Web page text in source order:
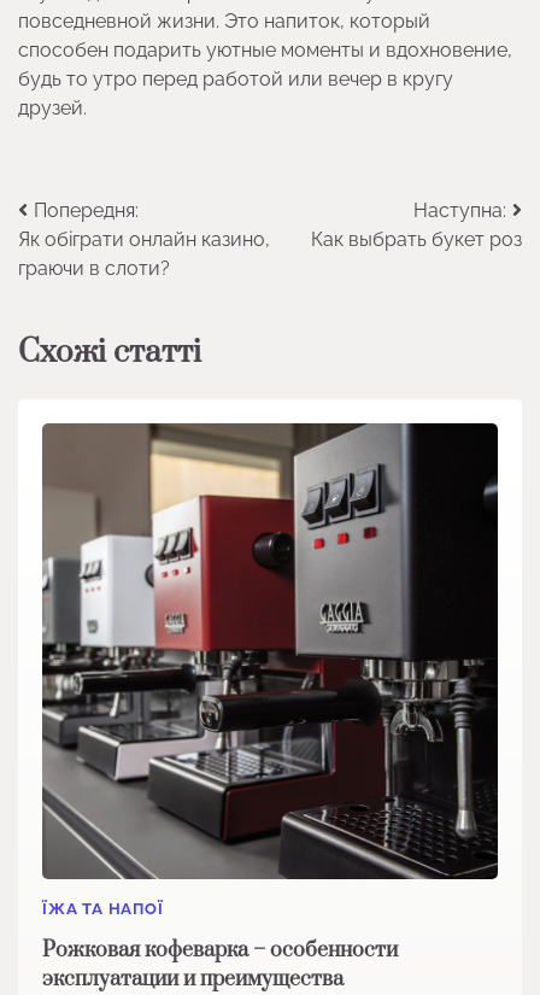
повседневной жизни. Это напиток, который
способен подарить уютные моменты и вдохновение,
будь то утро перед работой или вечер в кругу
друзей.
Навігація
записів
Попередня:
Як обіграти онлайн казино,
граючи в слоти?
Наступна:
Как выбрать букет роз
Схожі статті
ЇЖА ТА НАПОЇ
Рожковая кофеварка – особенности
эксплуатации и преимущества